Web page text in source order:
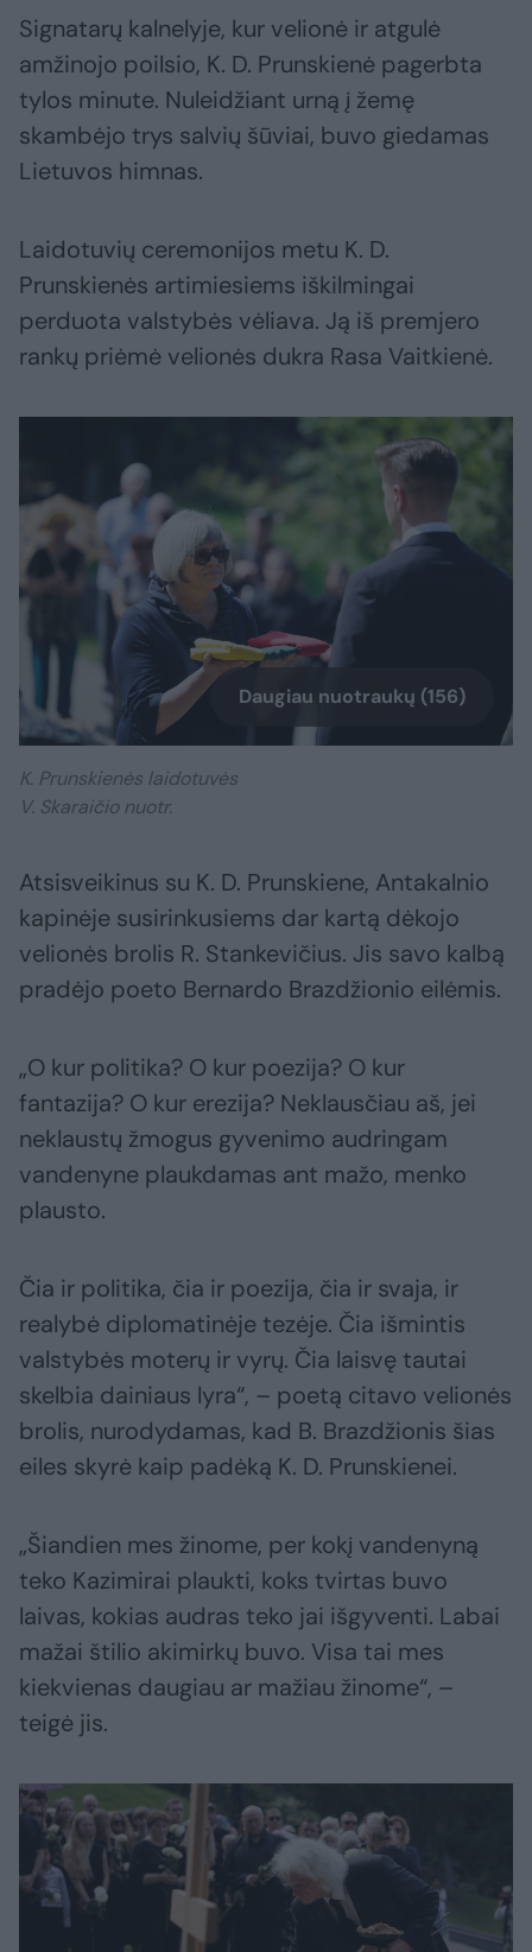
Signatarų kalnelyje, kur velionė ir atgulė
amžinojo poilsio, K. D. Prunskienė pagerbta
tylos minute. Nuleidžiant urną į žemę
skambėjo trys salvių šūviai, buvo giedamas
Lietuvos himnas.
Laidotuvių ceremonijos metu K. D.
Prunskienės artimiesiems iškilmingai
perduota valstybės vėliava. Ją iš premjero
rankų priėmė velionės dukra Rasa Vaitkienė.
Daugiau nuotraukų (156)
K. Prunskienės laidotuvės
V. Skaraičio nuotr.
Atsisveikinus su K. D. Prunskiene, Antakalnio
kapinėje susirinkusiems dar kartą dėkojo
velionės brolis R. Stankevičius. Jis savo kalbą
pradėjo poeto Bernardo Brazdžionio eilėmis.
„O kur politika? O kur poezija? O kur
fantazija? O kur erezija? Neklausčiau aš, jei
neklaustų žmogus gyvenimo audringam
vandenyne plaukdamas ant mažo, menko
plausto.
Čia ir politika, čia ir poezija, čia ir svaja, ir
realybė diplomatinėje tezėje. Čia išmintis
valstybės moterų ir vyrų. Čia laisvę tautai
skelbia dainiaus lyra“, – poetą citavo velionės
brolis, nurodydamas, kad B. Brazdžionis šias
eiles skyrė kaip padėką K. D. Prunskienei.
„Šiandien mes žinome, per kokį vandenyną
teko Kazimirai plaukti, koks tvirtas buvo
laivas, kokias audras teko jai išgyventi. Labai
mažai štilio akimirkų buvo. Visa tai mes
kiekvienas daugiau ar mažiau žinome“, –
teigė jis.